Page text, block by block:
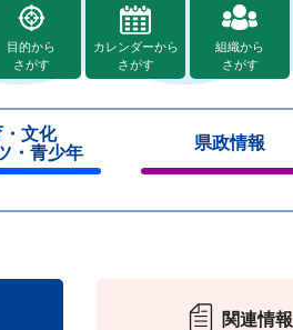
目的から
さがす
カレンダーから
さがす
組織から
さがす
文化
・青少年
県政情報
じ
関連情報